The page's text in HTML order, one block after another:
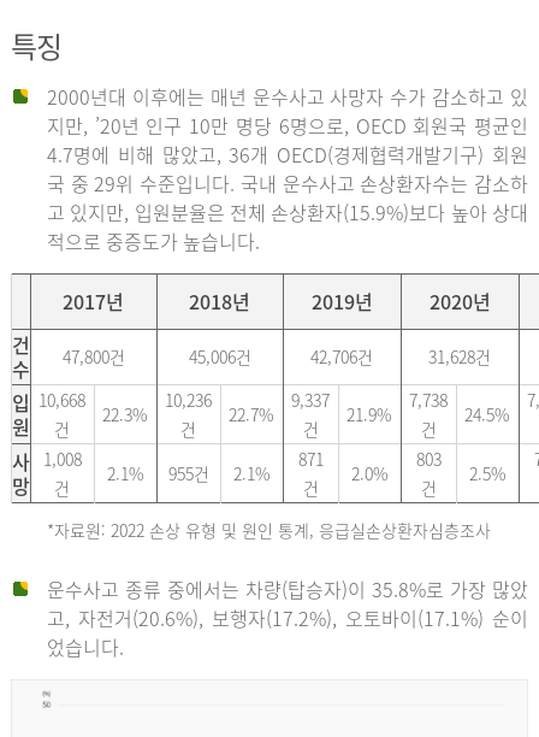
특징
2000년대 이후에는 매년 운수사고 사망자 수가 감소하고 있
지만, ’20년 인구 10만 명당 6명으로, OECD 회원국 평균인
4.7명에 비해 많았고, 36개 OECD(경제협력개발기구) 회원
국 중 29위 수준입니다. 국내 운수사고 손상환자수는 감소하
고 있지만, 입원분율은 전체 손상환자(15.9%)보다 높아 상대
적으로 중증도가 높습니다.
2017년 2018년 2019년
2020년
건
수
47,800건 45,006건 42,706건 31,628건
입
원
10,668
건
22.3%
10,236
건
22.7%
9,337
건
21.9%
7,738
건
24.5%
사
망
1,008
건
2.1% 955건 2.1%
871
건
2.0%
803
건
2.5%
*자료원: 2022 손상 유형 및 원인 통계, 응급실손상환자심층조사
운수사고 종류 중에서는 차량(탑승자)이 35.8%로 가장 많았
고, 자전거(20.6%), 보행자(17.2%), 오토바이(17.1%) 순이
었습니다.